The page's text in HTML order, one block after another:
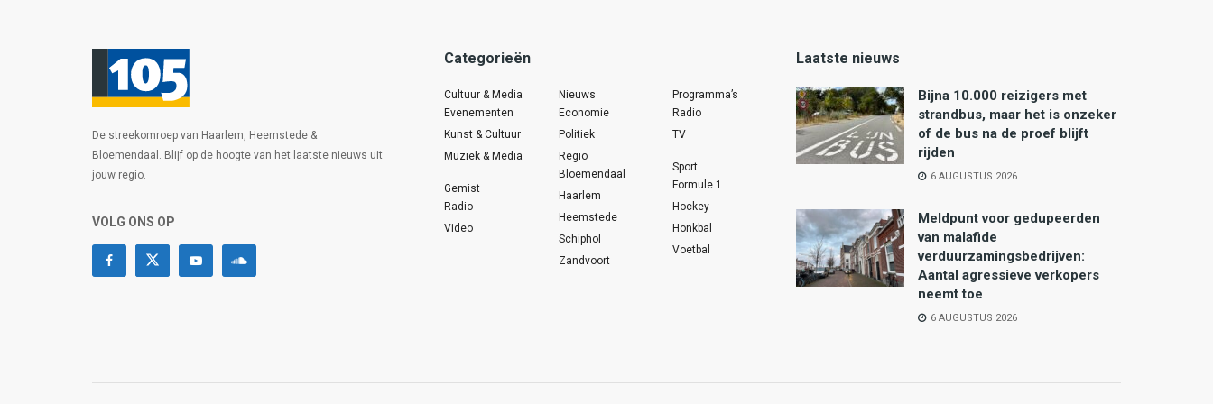
De streekomroep van Haarlem, Heemstede &
Bloemendaal. Blijf op de hoogte van het laatste nieuws uit
jouw regio.
VOLG ONS OP
Categorieën
Cultuur & Media
Evenementen
Kunst & Cultuur
Muziek & Media
Gemist
Radio
Video
Nieuws
Economie
Politiek
Regio
Bloemendaal
Haarlem
Heemstede
Schiphol
Zandvoort
Programma’s
Radio
TV
Sport
Formule 1
Hockey
Honkbal
Voetbal
Laatste nieuws
Bijna 10.000 reizigers met
strandbus, maar het is onzeker
of de bus na de proef blijft
rijden
6 AUGUSTUS 2026
Meldpunt voor gedupeerden
van malafide
verduurzamingsbedrijven:
Aantal agressieve verkopers
neemt toe
6 AUGUSTUS 2026